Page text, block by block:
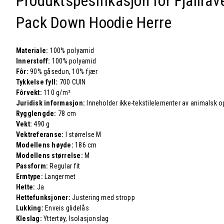
Pack Down Hoodie Herre
Materiale: 100% polyamid
Innerstoff: 100% polyamid
Fôr:90% gåsedun, 10% fjær
Tykkelse fyll: 700 CUIN
Fôrvekt:110 g/m²
Juridisk informasjon: Inneholder ikke-tekstilelementer av animalsk
Rygglengde: 78 cm
Vekt:490 g
Vektreferanse:
I størrelse M
Modellens høyde:186 cm
Modellens størrelse: M
Passform: Regular fit
Ermtype: Langermet
Hette: Ja
Hettefunksjoner:Justering med stropp
Lukking: Enveis glidelås
Kleslag:Yttertøy, Isolasjonslag